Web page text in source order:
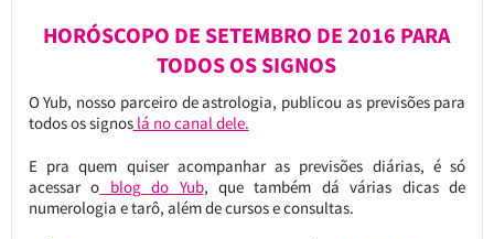
HORÓSCOPO DE SETEMBRO DE 2016 PARA
TODOS OS SIGNOS
O Yub, nosso parceiro de astrologia, publicou as previsões para
todos os signoslá no canal dele.
E pra quem quiser acompanhar as previsões diárias, é só
acessar o blog do Yub, que também dá várias dicas de
numerologia e tarô, além de cursos e consultas.